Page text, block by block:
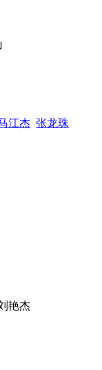
江杰 张龙珠
艳杰